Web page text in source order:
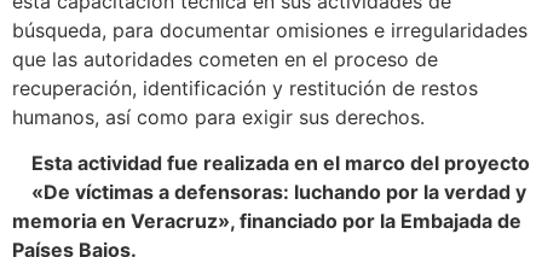
búsqueda, para documentar omisiones e irregularidades
que las autoridades cometen en el proceso de
recuperación, identificación y restitución de restos
humanos, así como para exigir sus derechos.
Esta actividad fue realizada en el marco del proyecto
«De víctimas a defensoras: luchando por la verdad y
memoria en Veracruz», financiado por la Embajada de
Países Bajos.